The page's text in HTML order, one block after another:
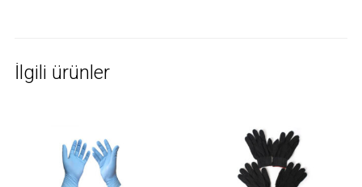
İlgili ürünler